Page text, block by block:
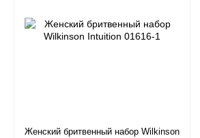
Женский бритвенный набор Wilkinson